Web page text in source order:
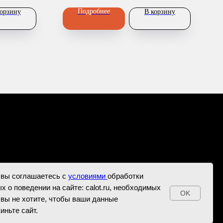
соглашаетесь с условиями обработки
о поведении на сайте: calot.ru, необходимых
не хотите, чтобы ваши данные
сайт.
OK
Подробнее В корзину